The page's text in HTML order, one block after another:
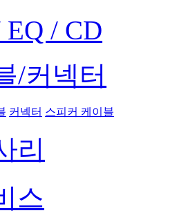
EQ / CD
/커넥터
커넥터 스피커 케이블
리
스